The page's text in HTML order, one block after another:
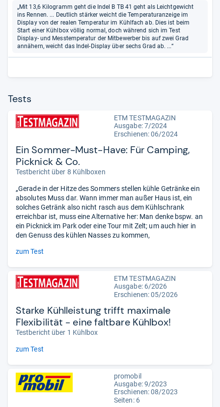
„Mit 13,6 Kilogramm geht die Indel B TB 41 geht als Leichtgewicht
ins Rennen. ... Deutlich stärker weicht die Temperaturanzeige im
Display von der realen Temperatur im Kühlfach ab. Dies ist beim
Start einer Kühlbox völlig normal, doch während sich im Test
Display- und Messtemperatur der Mitbewerber bis auf zwei Grad
annähern, weicht das Indel-Display über sechs Grad ab. ...“
Tests
ETM TESTMAGAZIN
Ausgabe: 7/2024
Erschienen: 06/2024
Ein Sommer-Must-Have: Für Camping,
Picknick & Co.
Testbericht über 8 Kühlboxen
„Gerade in der Hitze des Sommers stellen kühle Getränke ein
absolutes Muss dar. Wann immer man außer Haus ist, ein
solches Getränk also nicht rasch aus dem Kühlschrank
erreichbar ist, muss eine Alternative her: Man denke bspw. an
ein Picknick im Park oder eine Tour mit Zelt; um auch hier in
den Genuss des kühlen Nasses zu kommen,
zum Test
ETM TESTMAGAZIN
Ausgabe: 6/2026
Erschienen:05/2026
Starke Kühlleistung trifft maximale
Flexibilität - eine faltbare Kühlbox!
Testbericht über 1 Kühlbox
zum Test
promobil
Ausgabe: 9/2023
Erschienen: 08/2023
Seiten: 6